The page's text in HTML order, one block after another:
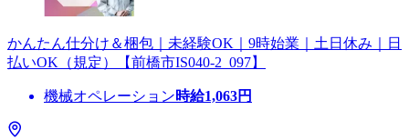
かんたん仕分け＆梱包｜未経験OK｜9時始業｜土日休み｜日
払いOK（規定）【前橋市IS040-2_097】
機械オペレーション時給1,063円